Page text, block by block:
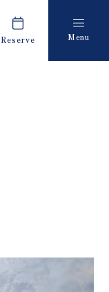
Reserve Menu
Blog